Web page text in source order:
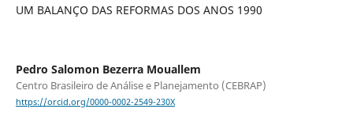
UM BALANÇO DAS REFORMAS DOS ANOS 1990
Pedro Salomon Bezerra Mouallem
Centro Brasileiro de Análise e Planejamento (CEBRAP)
https://orcid.org/0000-0002-2549-230X